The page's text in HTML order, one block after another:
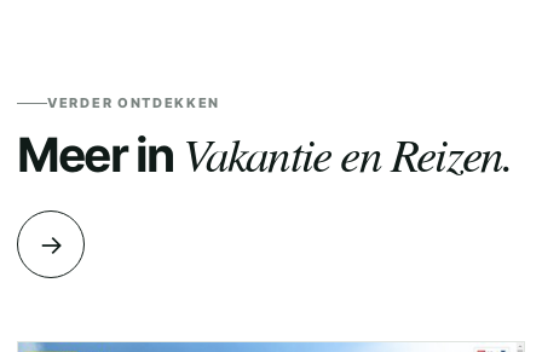
VERDER ONTDEKKEN
Meer in Vakantie en Reizen.
→